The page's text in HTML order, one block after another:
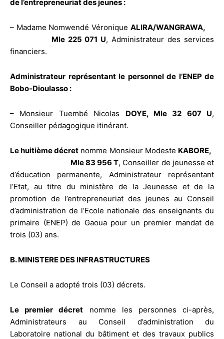
de l’entrepreneuriat des jeunes :
– Madame Nomwendé Véronique ALIRA/WANGRAWA,
Mle 225 071 U, Administrateur des services
financiers.
Administrateur représentant le personnel de l’ENEP de
Bobo-Dioulasso :
– Monsieur Tuembé Nicolas DOYE, Mle 32 607 U,
Conseiller pédagogique itinérant.
Le huitième décret nomme Monsieur Modeste KABORE,
Mle 83 956 T, Conseiller de jeunesse et
d’éducation permanente, Administrateur représentant
l’Etat, au titre du ministère de la Jeunesse et de la
promotion de l’entrepreneuriat des jeunes au Conseil
d’administration de l’Ecole nationale des enseignants du
primaire (ENEP) de Gaoua pour un premier mandat de
trois (03) ans.
B. MINISTERE DES INFRASTRUCTURES
Le Conseil a adopté trois (03) décrets.
Le premier décret nomme les personnes ci-après,
Administrateurs au Conseil d’administration du
Laboratoire national du bâtiment et des travaux publics